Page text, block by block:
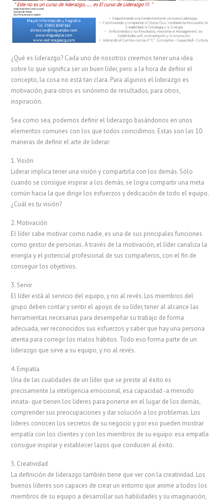
¿Qué es liderazgo? Cada uno de nosotros creemos tener una idea
sobre lo que significa ser un buen líder, pero a la hora de definir el
concepto, la cosa no está tan clara. Para algunos el liderazgo es
motivación, para otros es sinónimo de resultados, para otros,
inspiración.
Sea como sea, podemos definir el liderazgo basándonos en unos
elementos comunes con los que todos coincidimos. Estas son las 10
maneras de definir el arte de liderar:
1. Visión
Liderar implica tener una visión y compartirla con los demás. Sólo
cuando se consigue inspirar a los demás, se logra compartir una meta
común hacia la que dirigir los esfuerzos y dedicación de todo el equipo.
¿Cuál es tu visión?
2. Motivación
El líder sabe motivar como nadie, es una de sus principales funciones
como gestor de personas. A través de la motivación, el líder canaliza la
energía y el potencial profesional de sus compañeros, con el fin de
conseguir los objetivos.
3. Servir
El líder está al servicio del equipo, y no al revés. Los miembros del
grupo deben contar y sentir el apoyo de su líder, tener al alcance las
herramientas necesarias para desempeñar su trabajo de forma
adecuada, ver reconocidos sus esfuerzos y saber que hay una persona
atenta para corregir los malos hábitos. Todo eso forma parte de un
liderazgo que sirve a su equipo, y no al revés.
4. Empatía
Una de las cualidades de un líder que se preste al éxito es
precisamente la inteligencia emocional, esa capacidad -a menudo
innata- que tienen los líderes para ponerse en el lugar de los demás,
comprender sus preocupaciones y dar solución a los problemas. Los
líderes conocen los secretos de su negocio y por eso pueden mostrar
empatía con los clientes y con los miembros de su equipo: esa empatía
consigue inspirar y establecer lazos que conducen al éxito.
5. Creatividad
La definición de liderazgo también tiene que ver con la creatividad. Los
buenos líderes son capaces de crear un entorno que anime a todos los
miembros de su equipo a desarrollar sus habilidades y su imaginación,